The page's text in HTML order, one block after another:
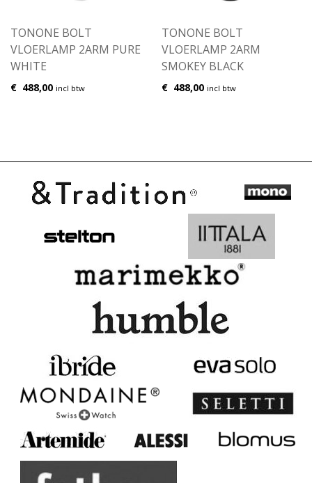
TONONE BOLT
VLOERLAMP 2ARM PURE
WHITE
€ 488,00 incl btw
TONONE BOLT
VLOERLAMP 2ARM
SMOKEY BLACK
€ 488,00 incl btw